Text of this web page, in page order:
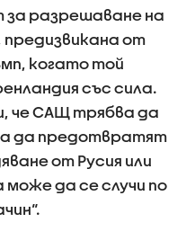
разрешаване на
от
когато той
със сила.
че САЩ трябва да
да предотвратят
от Русия или
може да се случи по